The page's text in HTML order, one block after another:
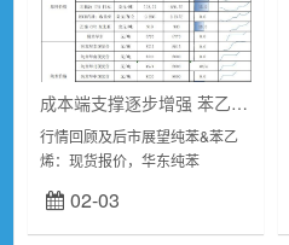
成本端支撑逐步增强 苯乙烯价格维持坚挺
行情回顾及后市展望纯苯&苯乙
烯：现货报价，华东纯苯
910(10)美元/吨，华东苯乙烯
8875(15)元/吨。下...
02-03